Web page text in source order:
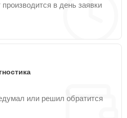
в день заявки
или решил обратится